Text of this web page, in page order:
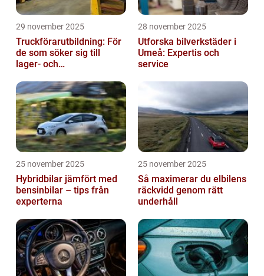
29 november 2025
Truckförarutbildning: För
de som söker sig till
lager- och
28 november 2025
Utforska bilverkstäder i
Umeå: Expertis och
service
25 november 2025
Hybridbilar jämfört med
bensinbilar – tips från
experterna
25 november 2025
Så maximerar du elbilens
räckvidd genom rätt
underhåll